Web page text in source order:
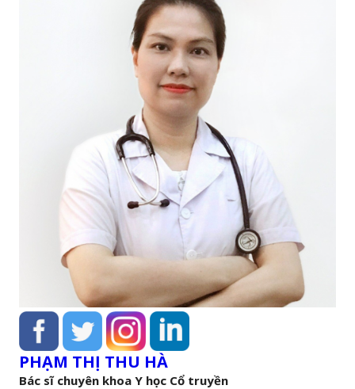
PHẠM THỊ THU HÀ
Bác sĩ chuyên khoa Y học Cổ truyền